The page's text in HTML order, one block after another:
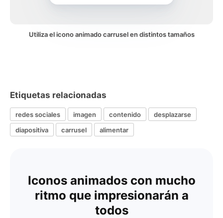
Utiliza el icono animado carrusel en distintos tamaños
Etiquetas relacionadas
redes sociales imagen contenido
desplazarse
diapositiva
carrusel alimentar
Iconos animados con mucho
ritmo que impresionarán a
todos